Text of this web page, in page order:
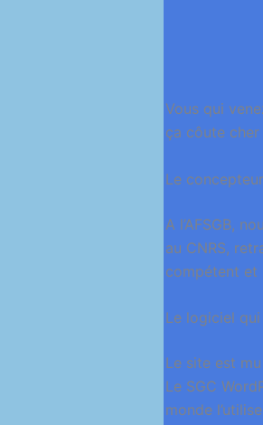
Vous qui
ça côute
Le
A l’AFSGB,
au CNRS,
compétent et
Le logiciel
Le site est
Le SGC
monde